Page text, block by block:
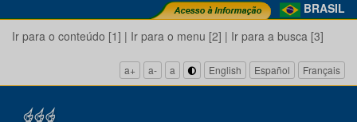
BRASIL
Ir para o conteúdo [1] | Ir para o menu [2] | Ir para a busca [3]
a+ a- a English Español Français